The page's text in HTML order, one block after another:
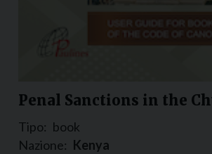
Penal Sanctions in the
Tipo: book
Nazione: Kenya